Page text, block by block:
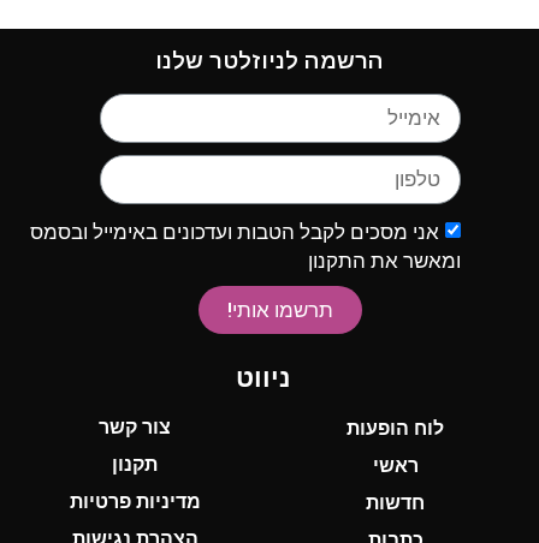
הרשמה לניוזלטר שלנו
אני מסכים לקבל הטבות ועדכונים באימייל ובסמס
ומאשר את התקנון
תרשמו אותי!
ניווט
לוח הופעות
ראשי
חדשות
צור קשר
תקנון
מדיניות פרטיות